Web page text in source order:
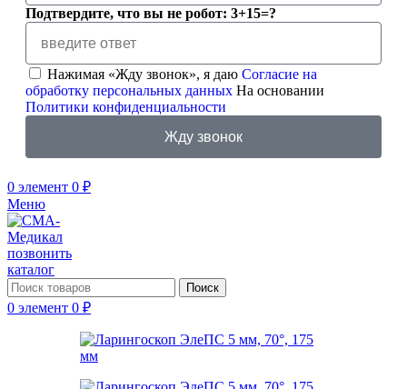
Подтвердите, что вы не робот: 3+15=?
Нажимая «Жду звонок», я даю Согласие на
обработку персональных данных На основании
Политики конфиденциальности
Жду звонок
0 элемент 0 ₽
Меню
позвонить
каталог
Поиск
0 элемент 0 ₽